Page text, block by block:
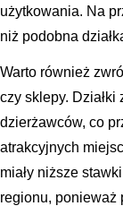
użytkowania. Na
niż podobna
Warto również
czy sklepy.
dzierżawców, co
atrakcyjnych
miały niższe
regionu, ponieważ